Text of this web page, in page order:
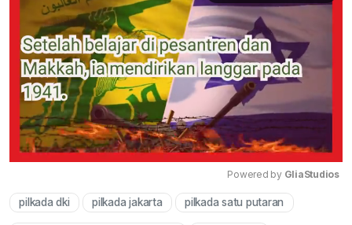
Mute
Powered by GliaStudios
pilkada dki pilkada jakarta pilkada satu putaran